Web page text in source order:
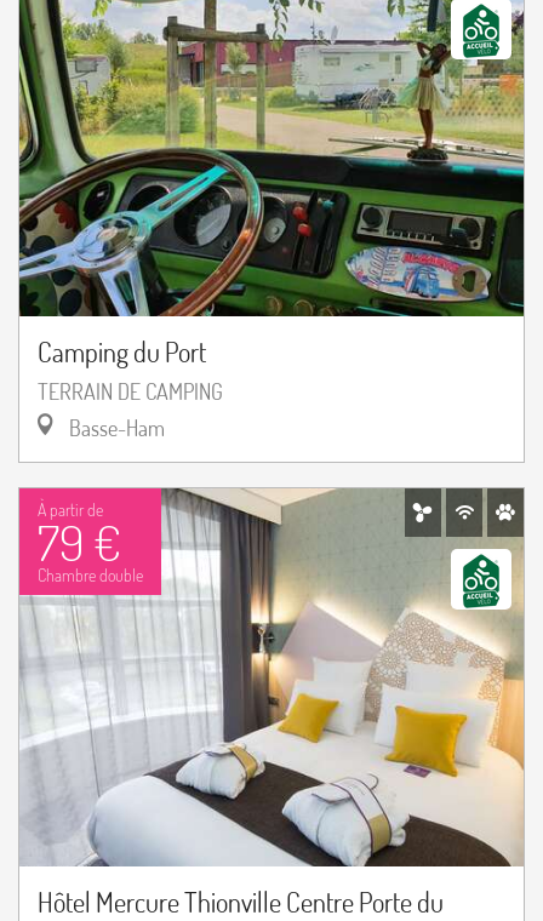
Camping du Port
TERRAIN DE CAMPING
Basse-Ham
À partir de
79 €
Chambre double
Hôtel Mercure Thionville Centre Porte du